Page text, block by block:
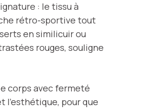
: le tissu à
rétro-sportive tout
en similicuir ou
rouges, souligne
corps avec fermeté
pour que